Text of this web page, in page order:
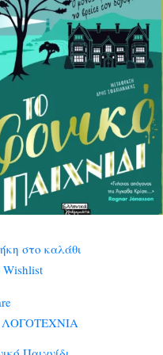
στο καλάθι